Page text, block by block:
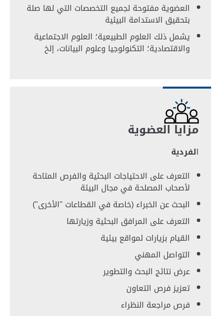
العضوية مفتوحة لجميع التخصصات التي لها صلة
بتحقيق الاستدامة البيئية
يشمل ذلك العلوم الطبيعية؛ العلوم الاجتماعية
والاقتصادية؛ التكنولوجيا وعلوم البيانات، إلخ
مزايا العضوية
الفردية
التعرف على الاحتياجات البحثية والفرص المتاحة
لأصحاب المصلحة في مجال البيئة
البحث عن الخبراء (خاصة في القطاعات "الأخرى")
التعرف على المرافق البحثية وزيارتها
القيام بزيارات لمواقع بيئية
التواصل المهني
عرض نتائج البحث والتطوير
تعزيز فرص التعاون
فرص مراجعة النظراء